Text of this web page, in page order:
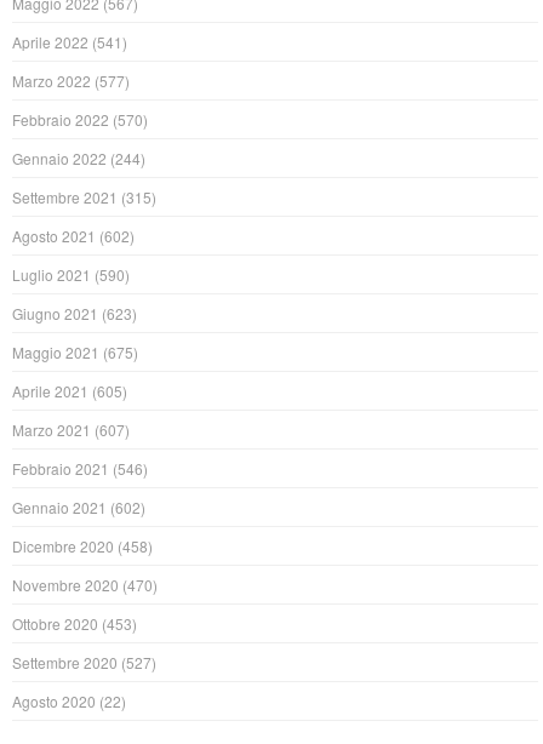
Aprile 2022 (541)
Marzo 2022 (577)
Febbraio 2022 (570)
Gennaio 2022 (244)
Settembre 2021 (315)
Agosto 2021 (602)
Luglio 2021 (590)
Giugno 2021 (623)
Maggio 2021 (675)
Aprile 2021 (605)
Marzo 2021 (607)
Febbraio 2021 (546)
Gennaio 2021 (602)
Dicembre 2020 (458)
Novembre 2020 (470)
Ottobre 2020 (453)
Settembre 2020 (527)
Agosto 2020 (22)